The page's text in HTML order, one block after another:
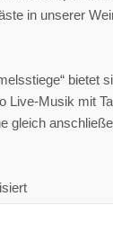
in unserer
bietet
Musik mit